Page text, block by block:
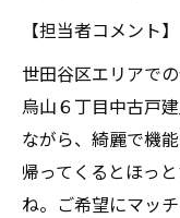
【担当者コメント】
世田谷区エリアで
烏山６丁目中古戸
ながら、綺麗で機
帰ってくるとほっ
ね。ご希望にマッ